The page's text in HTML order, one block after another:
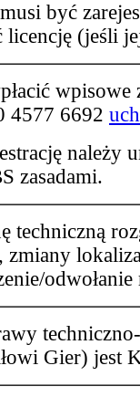
być
licencję (jeśli
wpisowe
4577 6692
zasadami.
techniczną
Gier) jest